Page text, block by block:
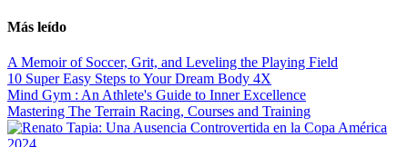
Más leído
A Memoir of Soccer, Grit, and Leveling the Playing Field
10 Super Easy Steps to Your Dream Body 4X
Mind Gym : An Athlete's Guide to Inner Excellence
Mastering The Terrain Racing, Courses and Training